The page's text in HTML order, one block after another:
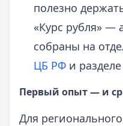
полезно
«Курс рубля» —
собраны на
ЦБ РФ и разделе
Первый опыт — и
Для